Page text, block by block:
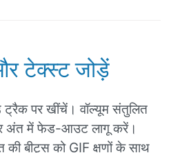
टेक्स्ट जोड़ें
पर खींचें। वॉल्यूम संतुलित
में फेड-आउट लागू करें।
की बीट्स को GIF क्षणों के साथ